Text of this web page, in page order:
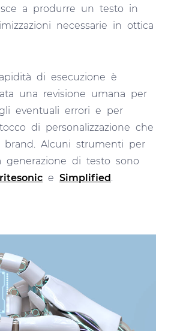
a produrre un testo in
necessarie in ottica
di esecuzione è
una revisione umana per
eventuali errori e per
di personalizzazione che
Alcuni strumenti per
generazione di testo sono
e Simplified